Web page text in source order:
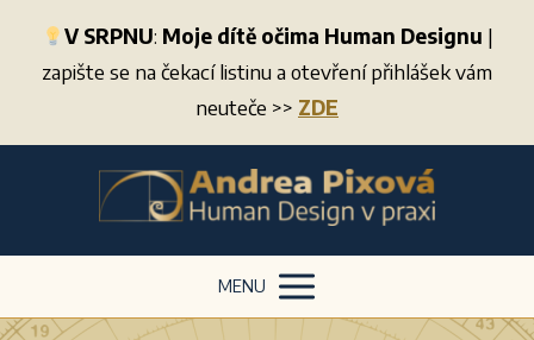
V SRPNU: Moje dítě očima Human Designu |
zapište se na čekací listinu a otevření přihlášek vám
neuteče >> ZDE
MENU